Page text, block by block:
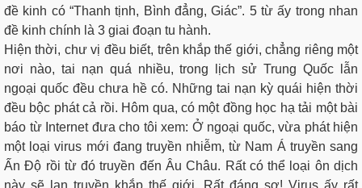
đề kinh có “Thanh tịnh, Bình đẳng, Giác”. 5 từ ấy trong nhan
đề kinh chính là 3 giai đoạn tu hành.
Hiện thời, chư vị đều biết, trên khắp thế giới, chẳng riêng một
nơi nào, tai nạn quá nhiều, trong lịch sử Trung Quốc lẫn
ngoại quốc đều chưa hề có. Những tai nạn kỳ quái hiện thời
đều bộc phát cả rồi. Hôm qua, có một đồng học hạ tải một bài
báo từ Internet đưa cho tôi xem: Ở ngoại quốc, vừa phát hiện
một loại virus mới đang truyền nhiễm, từ Nam Á truyền sang
Ấn Độ rồi từ đó truyền đến Âu Châu. Rất có thể loại ôn dịch